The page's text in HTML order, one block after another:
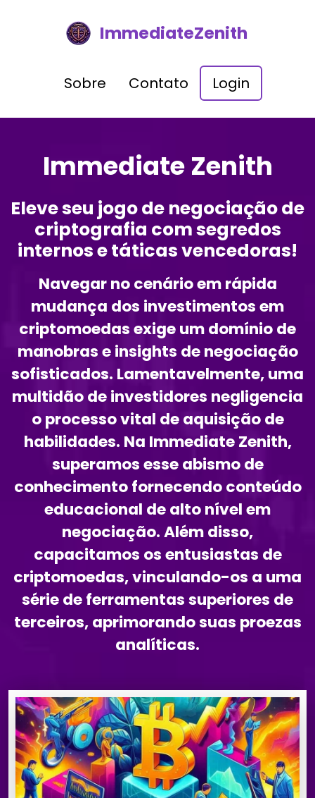
ImmediateZenith
Sobre Contato Login
Immediate Zenith
Eleve seu jogo de negociação de
criptografia com segredos
internos e táticas vencedoras!
Navegar no cenário em rápida
mudança dos investimentos em
criptomoedas exige um domínio de
manobras e insights de negociação
sofisticados. Lamentavelmente, uma
multidão de investidores negligencia
o processo vital de aquisição de
habilidades. Na Immediate Zenith,
superamos esse abismo de
conhecimento fornecendo conteúdo
educacional de alto nível em
negociação. Além disso,
capacitamos os entusiastas de
criptomoedas, vinculando-os a uma
série de ferramentas superiores de
terceiros, aprimorando suas proezas
analíticas.